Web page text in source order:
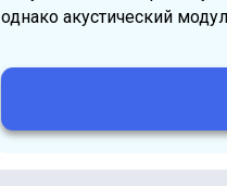
однако акустический